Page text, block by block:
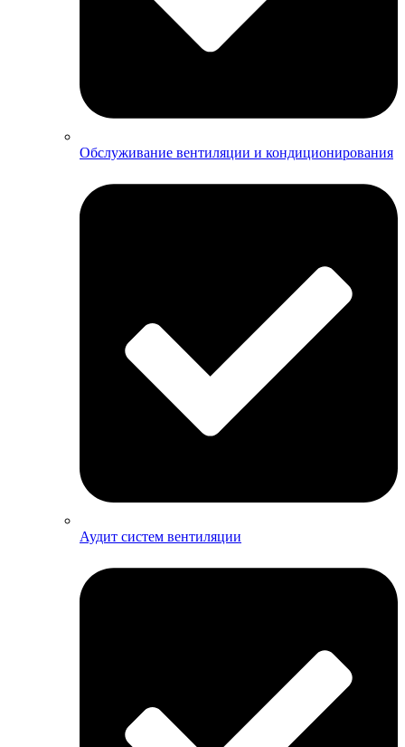
Обслуживание вентиляции и кондиционирования
Аудит систем вентиляции